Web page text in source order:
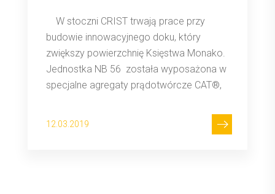
W stoczni CRIST trwają prace przy
budowie innowacyjnego doku, który
zwiększy powierzchnię Księstwa Monako.
Jednostka NB 56 została wyposażona w
specjalne agregaty prądotwórcze CAT®,
12.03.2019